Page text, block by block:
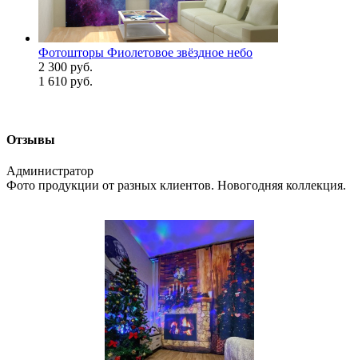
Фотошторы Фиолетовое звёздное небо
2 300 руб.
1 610 руб.
Отзывы
Администратор
Фото продукции от разных клиентов. Новогодняя коллекция.